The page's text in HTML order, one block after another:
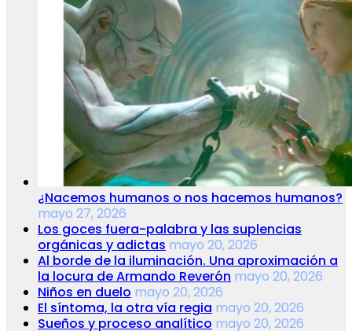
¿Nacemos humanos o nos hacemos humanos?
mayo 27, 2026
Los goces fuera-palabra y las suplencias
orgánicas y adictas mayo 20, 2026
Al borde de la iluminación. Una aproximación a
la locura de Armando Reverón mayo 20, 2026
Niños en duelo mayo 20, 2026
El síntoma, la otra vía regia mayo 20, 2026
Sueños y proceso analítico mayo 20, 2026